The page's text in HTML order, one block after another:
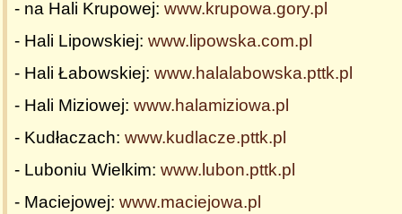
- na Hali Krupowej: www.krupowa.gory.pl
- Hali Lipowskiej: www.lipowska.com.pl
- Hali Łabowskiej: www.halalabowska.pttk.pl
- Hali Miziowej: www.halamiziowa.pl
- Kudłaczach: www.kudlacze.pttk.pl
- Luboniu Wielkim: www.lubon.pttk.pl
- Maciejowej: www.maciejowa.pl